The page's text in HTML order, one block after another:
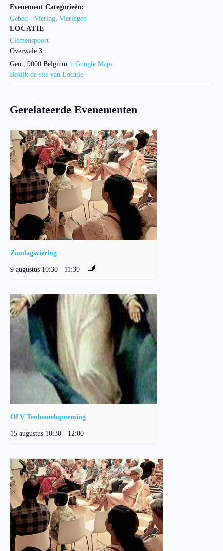
Evenement Categorieën:
Gebed - Viering Vieringen
LOCATIE
Clemenspoort
Overwale 3
Gent 9000 Belgium + Google Maps
Bekijk de site van Locatie
Gerelateerde Evenementen
Zondagsviering
9 augustus 10:30 - 11:30
OLV Tenhemelopneming
15 augustus 10:30 - 12:00